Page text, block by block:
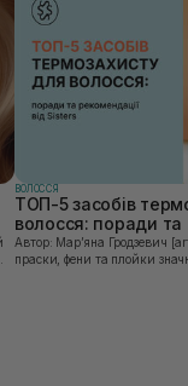
ВОЛОССЯ
ТОП-5 засобів
волосся: поради та
Sisters
Автор: Марʼяна Гродзевич [artnav] Сучасні
праски, фени та плойки